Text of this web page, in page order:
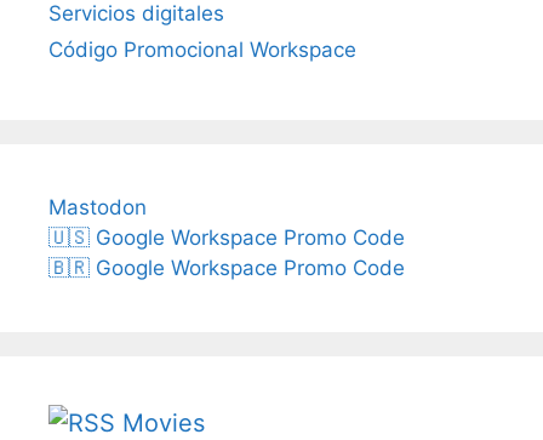
Servicios digitales
Código Promocional Workspace
Mastodon
🇺🇸 Google Workspace Promo Code
🇧🇷 Google Workspace Promo Code
Movies